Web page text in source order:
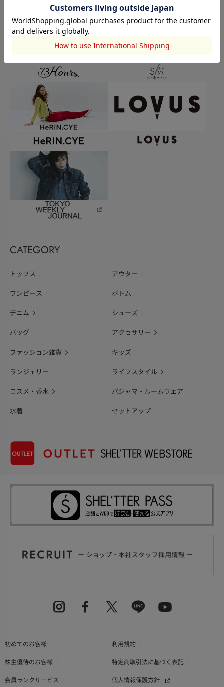
CATEGORY
トップス アウター
ワンピース ボトム
デニム シューズ
バッグ アクセサリー
ファッション雑貨 キッズ
ランジェリー ライフスタイル
コスメ・香水 パジャマ・ルームウェア
水着 セットアップ
初めてのお客様
利用規約
株主優待のお客様
特定商取引法に基づく表記
会員ランクサービス
個人情報保護方針